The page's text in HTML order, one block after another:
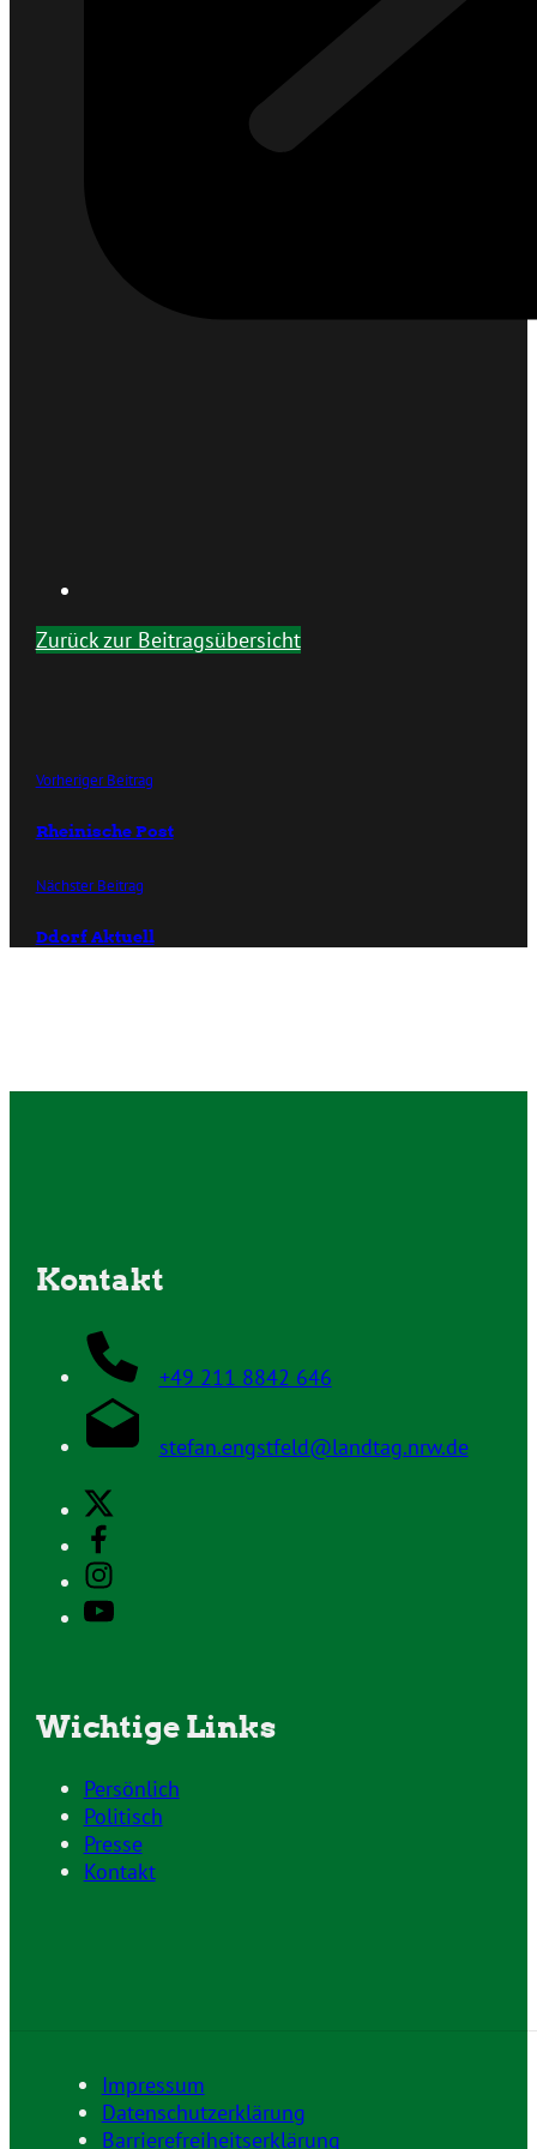
Zurück zur Beitragsübersicht
Vorheriger Beitrag
Rheinische Post
Nächster Beitrag
Ddorf Aktuell
Kontakt
+49 211 8842 646
stefan.engstfeld@landtag.nrw.de
Wichtige Links
Persönlich
Politisch
Presse
Kontakt
Impressum
Datenschutzerklärung
Barrierefreiheitserklärung